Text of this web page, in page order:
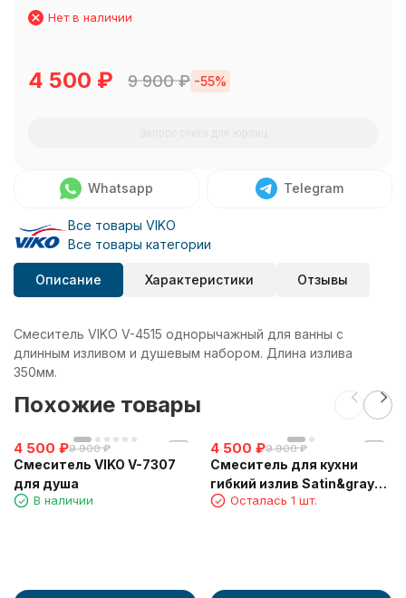
Нет в наличии
4 500 ₽ 9 900₽ -55%
Whatsapp Telegram
Все товары VIKO
Все товары категории
Описание Характеристики Отзывы
Смеситель VIKO V-4515 однорычажный для ванны с
длинным изливом и душевым набором. Длина излива
350мм.
Похожие товары
4 500 ₽9 900 ₽
Смеситель VIKO V-7307
для душа
В наличии
4 500 ₽9 900 ₽
Смеситель для кухни
гибкий излив Satin&gray
S3875-16 сатин и серый
Осталась 1 шт.